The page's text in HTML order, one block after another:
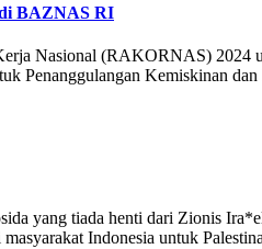
BAZNAS RI
Nasional (RAKORNAS) 2024
Penanggulangan Kemiskinan
yang tiada henti dari Zionis
Indonesia untuk